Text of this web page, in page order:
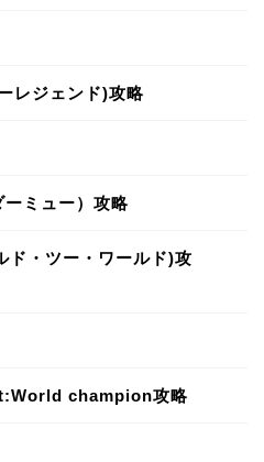
レジェンド)攻略
ミュー）攻略
・ツー・ワールド)攻
champion攻略